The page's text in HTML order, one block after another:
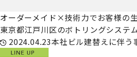
オーダーメイド×技術力でお客様の
東京都江戸川区のボトリングシステ
2024.04.23本社ビル建替えに伴う
LINE UP